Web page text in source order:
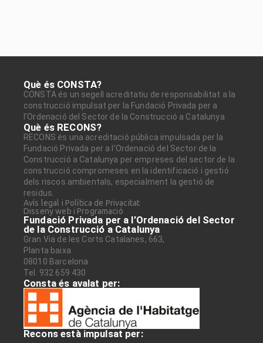
Què és CONSTA?
CONSTA és un segell acreditatiu de responsabilitat a la
construcció impulsat per la Fundació Privada per a
l’Ordenació del Sector de la Construcció a Catalunya
Què és RECONS?
RECONS és una acreditació pública impulsada per la
Fundació Privada per a l’Ordenació del Sector de la
Construcció a Catalunya per empreses del sector de la
construcció compromeses en la identificació i gestió
dels riscos ambientals, especialment la gestió de
residus.
Avís legal i Política de Privacitat
Disseny web i Programació
Fundació Privada per a l’Ordenació del Sector
de la Construcció a Catalunya
Gran Via de les Corts Catalanes, 663,
Planta baixa
08010 Barcelona
Tel. 932 659 430
Consta és avalat per:
Recons està impulsat per: